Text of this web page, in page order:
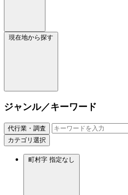
現在地から探す
ジャンル／キーワード
代行業・調査
カテゴリ選択
町村字 指定なし